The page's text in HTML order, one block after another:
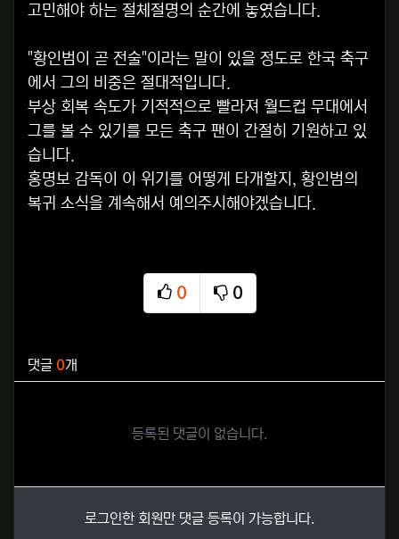
고민해야 하는 절체절명의 순간에 놓였습니다.
"황인범이 곧 전술"이라는 말이 있을 정도로 한국 축구
에서 그의 비중은 절대적입니다.
부상 회복 속도가 기적적으로 빨라져 월드컵 무대에서
그를 볼 수 있기를 모든 축구 팬이 간절히 기원하고 있
습니다.
홍명보 감독이 이 위기를 어떻게 타개할지, 황인범의
복귀 소식을 계속해서 예의주시해야겠습니다.
0
추천
0
비추천
댓글 0개
등록된 댓글이 없습니다.
로그인한 회원만 댓글 등록이 가능합니다.